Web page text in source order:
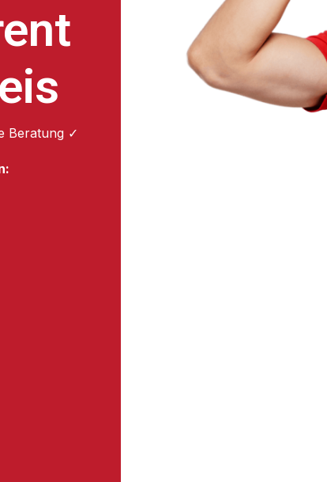
Beratung ✓